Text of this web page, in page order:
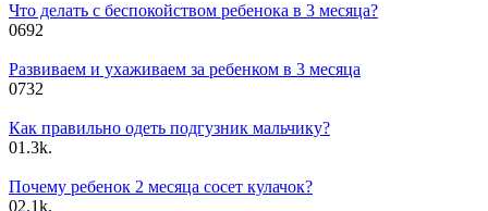
Что делать с беспокойством ребенока в 3 месяца?
0692
Развиваем и ухаживаем за ребенком в 3 месяца
0732
Как правильно одеть подгузник мальчику?
01.3k.
Почему ребенок 2 месяца сосет кулачок?
02.1k.